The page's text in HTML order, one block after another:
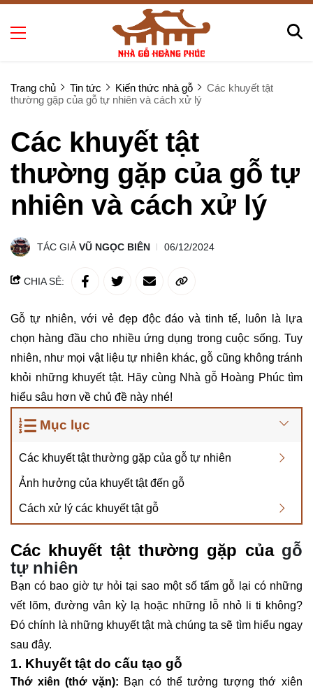
Trang chủ Tin tức Kiến thức nhà gỗ
Các khuyết tật
thường gặp của gỗ tự nhiên và cách xử lý
Các khuyết tật
thường gặp của gỗ tự
nhiên và cách xử lý
TÁC GIẢVŨ NGỌC BIÊN 06/12/2024
CHIA SẺ:
Gỗ tự nhiên, với vẻ đẹp độc đáo và tinh tế, luôn là lựa
chọn hàng đầu cho nhiều ứng dụng trong cuộc sống. Tuy
nhiên, như mọi vật liệu tự nhiên khác, gỗ cũng không tránh
khỏi những khuyết tật. Hãy cùng Nhà gỗ Hoàng Phúc tìm
hiểu sâu hơn về chủ đề này nhé!
Mục lục
Các khuyết tật thường gặp của gỗ tự nhiên
Ảnh hưởng của khuyết tật đến gỗ
Cách xử lý các khuyết tật gỗ
Các khuyết tật thường gặp của gỗ
tự nhiên
Bạn có bao giờ tự hỏi tại sao một số tấm gỗ lại có những
vết lõm, đường vân kỳ lạ hoặc những lỗ nhỏ li ti không?
Đó chính là những khuyết tật mà chúng ta sẽ tìm hiểu ngay
sau đây.
1. Khuyết tật do cấu tạo gỗ
Thớ xiên (thớ vặn): Bạn có thể tưởng tượng thớ xiên